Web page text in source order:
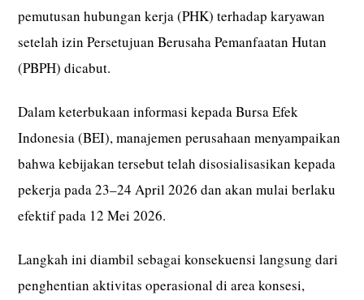
pemutusan hubungan kerja (PHK) terhadap karyawan
setelah izin Persetujuan Berusaha Pemanfaatan Hutan
(PBPH) dicabut.
Dalam keterbukaan informasi kepada Bursa Efek
Indonesia (BEI), manajemen perusahaan menyampaikan
bahwa kebijakan tersebut telah disosialisasikan kepada
pekerja pada 23–24 April 2026 dan akan mulai berlaku
efektif pada 12 Mei 2026.
Langkah ini diambil sebagai konsekuensi langsung dari
penghentian aktivitas operasional di area konsesi,